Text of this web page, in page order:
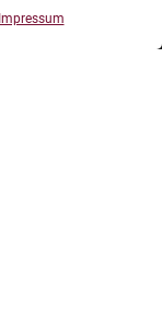
Impressum